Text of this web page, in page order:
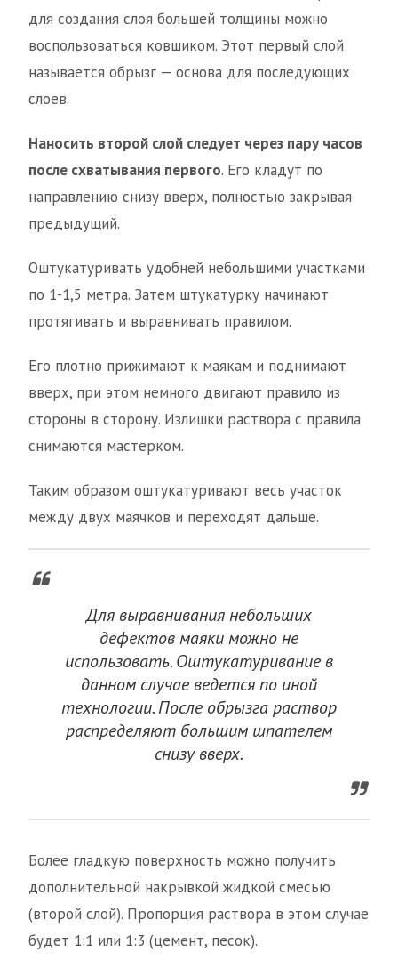
для создания слоя большей толщины можно
воспользоваться ковшиком. Этот первый слой
называется обрызг — основа для последующих
слоев.
Наносить второй слой следует через пару часов
после схватывания первого. Его кладут по
направлению снизу вверх, полностью закрывая
предыдущий.
Оштукатуривать удобней небольшими участками
по 1-1,5 метра. Затем штукатурку начинают
протягивать и выравнивать правилом.
Его плотно прижимают к маякам и поднимают
вверх, при этом немного двигают правило из
стороны в сторону. Излишки раствора с правила
снимаются мастерком.
Таким образом оштукатуривают весь участок
между двух маячков и переходят дальше.
Для выравнивания небольших
дефектов маяки можно не
использовать. Оштукатуривание в
данном случае ведется по иной
технологии. После обрызга раствор
распределяют большим шпателем
снизу вверх.
Более гладкую поверхность можно получить
дополнительной накрывкой жидкой смесью
(второй слой). Пропорция раствора в этом случае
будет 1:1 или 1:3 (цемент, песок).